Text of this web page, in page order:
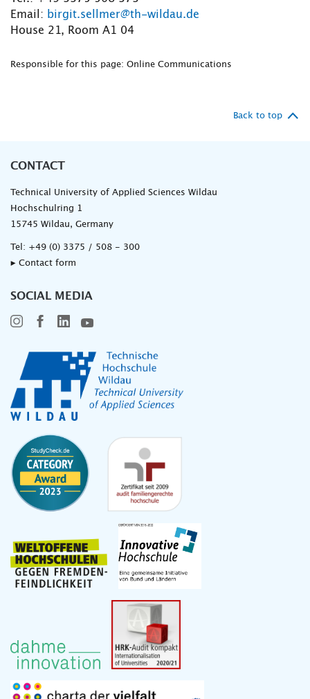
Email: birgit.sellmer@th-wildau.de
House 21, Room A1 04
Responsible for this page: Online Communications
Back to top
CONTACT
Technical University of Applied Sciences Wildau
Hochschulring 1
15745 Wildau, Germany
Tel: +49 (0) 3375 / 508 - 300
▸ Contact form
SOCIAL MEDIA